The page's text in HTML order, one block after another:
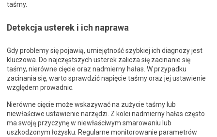
taśmy.
Detekcja usterek i ich naprawa
Gdy problemy się pojawią, umiejętność szybkiej ich diagnozy jest
kluczowa. Do najczęstszych usterek zalicza się zacinanie się
taśmy, nierówne cięcie oraz nadmierny hałas. W przypadku
zacinania się, warto sprawdzić napięcie taśmy oraz jej ustawienie
względem prowadnic.
Nierówne cięcie może wskazywać na zużycie taśmy lub
niewłaściwe ustawienie narzędzi. Z kolei nadmierny hałas często
ma swoją przyczynę w niewłaściwym smarowaniu lub
uszkodzonym łożysku. Regularne monitorowanie parametrów